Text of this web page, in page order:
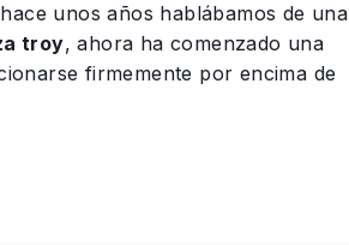
unos años hablábamos de una
troy, ahora ha comenzado una
firmemente por encima de